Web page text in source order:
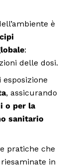
è
:
delle dosi.
esposizione
, assicurando
o per la
sanitario
pratiche che
in